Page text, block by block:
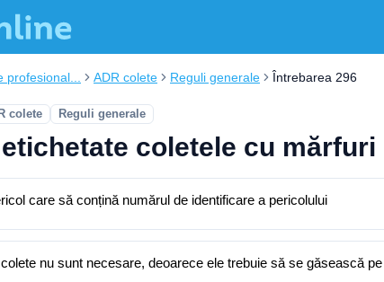
ADR colete Reguli generale Întrebarea 296
colete Reguli generale
coletele cu
care să conțină numărul de identificare a pericolului
nu sunt necesare, deoarece ele trebuie să se găsească